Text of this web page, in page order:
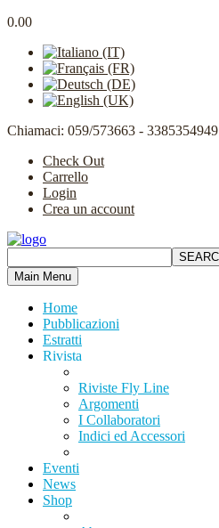
0.00
Chiamaci: 059/573663 - 3385354949
Check Out
Carrello
Login
Crea un account
Main Menu
Home
Pubblicazioni
Estratti
Rivista
Riviste Fly Line
Argomenti
I Collaboratori
Indici ed Accessori
Eventi
News
Shop